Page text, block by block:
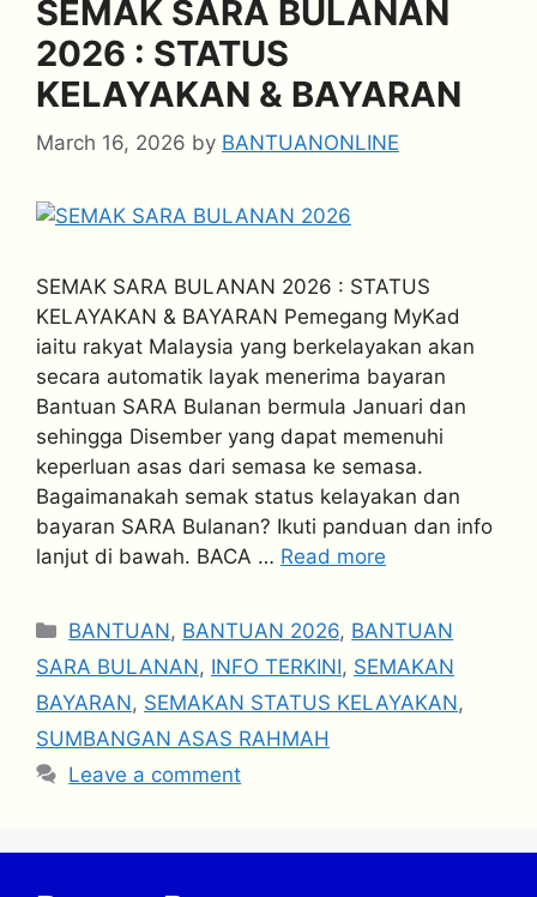
SEMAK SARA BULANAN
2026 : STATUS
KELAYAKAN & BAYARAN
March 16, 2026 by BANTUANONLINE
SEMAK SARA BULANAN 2026 : STATUS
KELAYAKAN & BAYARAN Pemegang MyKad
iaitu rakyat Malaysia yang berkelayakan akan
secara automatik layak menerima bayaran
Bantuan SARA Bulanan bermula Januari dan
sehingga Disember yang dapat memenuhi
keperluan asas dari semasa ke semasa.
Bagaimanakah semak status kelayakan dan
bayaran SARA Bulanan? Ikuti panduan dan info
lanjut di bawah. BACA … Read more
Categories
BANTUAN, BANTUAN 2026, BANTUAN
SARA BULANAN, INFO TERKINI, SEMAKAN
BAYARAN, SEMAKAN STATUS KELAYAKAN,
SUMBANGAN ASAS RAHMAH
Leave a comment